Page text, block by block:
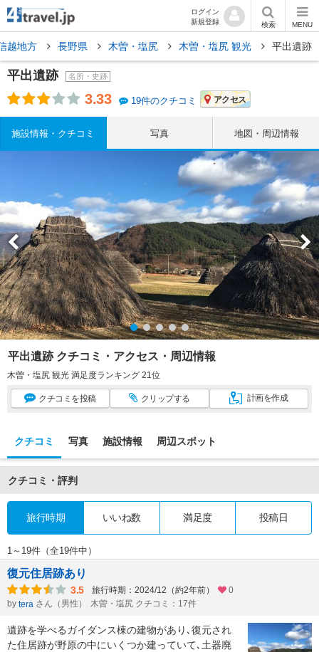
ログイン
新規登録
検索 MENU
越地方 長野県 木曽・塩尻 木曽・塩尻 観光 平出遺跡
平出遺跡 名所・史跡
3.33 19件のクチコミ アクセス
施設情報・クチコミ 写真 地図・周辺情報
平出遺跡 クチコミ・アクセス・周辺情報
木曽・塩尻 観光 満足度ランキング 21位
クチコミ を投稿 クリップする 計画を作成
クチコミ 写真 施設情報 周辺スポット
クチコミ・評判
旅行時期 いいね数 満足度 投稿日
1～19件（全19件中）
復元住居跡あり
3.5 旅行時期：2024/12（約2年前）
0
by tera さん（男性） 木曽・塩尻 クチコミ：17件
遺跡を学べるガイダンス棟の建物があり､復元され
た住居跡が野原の中にいくつか建っていて､土器廃